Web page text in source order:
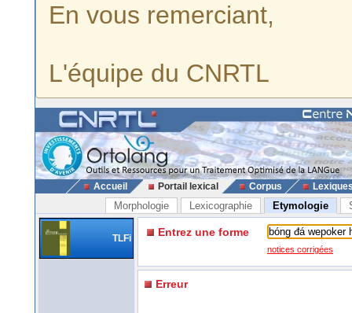
En vous remerciant,
L'équipe du CNRTL
Accueil Portail lexical Corpus
Morphologie Lexicographie Etymologie
TLFi Entrez une forme
notices corrigées
Erreur